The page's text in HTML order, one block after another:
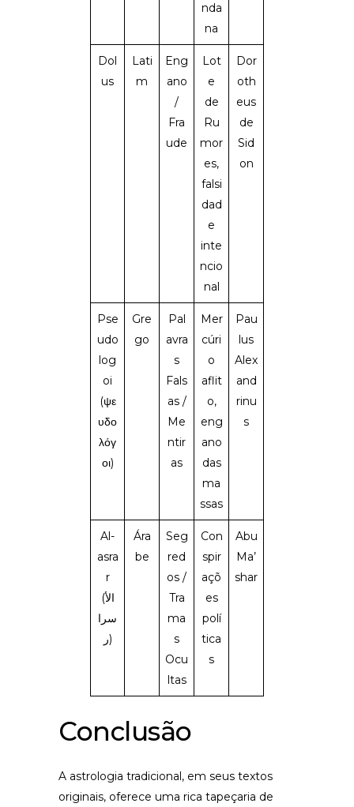
nda
na
Dol
us
Lati
m
Eng
ano
/
Fra
ude
Lot
e
de
Ru
mor
es,
falsi
dad
e
inte
ncio
nal
Dor
oth
eus
de
Sid
on
Pse
udo
log
oi
(ψε
υδο
λόγ
οι)
Gre
go
Pal
avra
s
Fals
as /
Me
ntir
as
Mer
cúri
o
aflit
o,
eng
ano
das
ma
ssas
Pau
lus
Alex
and
rinu
s
Al-
asra
r
(الأ
سرا
ر)
Ára
be
Seg
red
os /
Tra
ma
s
Ocu
ltas
Con
spir
açõ
es
polí
tica
s
Abu
Ma’
shar
Conclusão
A astrologia tradicional, em seus textos
originais, oferece uma rica tapeçaria de